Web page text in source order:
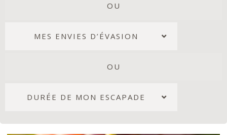
OU
MES ENVIES D’ÉVASION
OU
DURÉE DE MON ESCAPADE